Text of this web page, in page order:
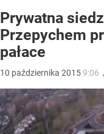
Prywatna
Przepychem
pałace
10 października 20159:06